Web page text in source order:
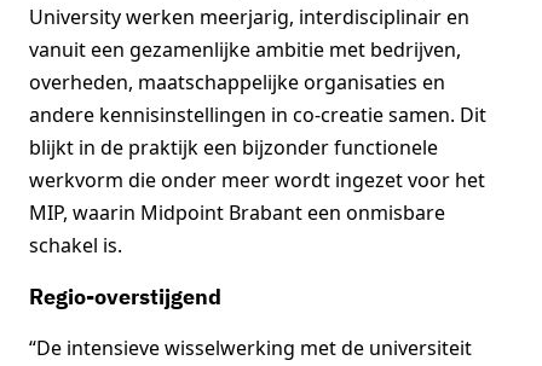
University werken meerjarig, interdisciplinair en
vanuit een gezamenlijke ambitie met bedrijven,
overheden, maatschappelijke organisaties en
andere kennisinstellingen in co-creatie samen. Dit
blijkt in de praktijk een bijzonder functionele
werkvorm die onder meer wordt ingezet voor het
MIP, waarin Midpoint Brabant een onmisbare
schakel is.
Regio-overstijgend
“De intensieve wisselwerking met de universiteit